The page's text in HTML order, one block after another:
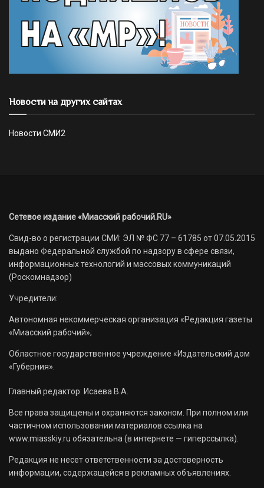
Новости на других сайтах
Новости СМИ2
Сетевое издание «Миасский рабочий.RU»
Свид-во о регистрации СМИ: ЭЛ № ФС 77 – 61785 от 07.05.2015
выдано Федеральной службой по надзору в сфере связи,
информационных технологий и массовых коммуникаций
(Роскомнадзор)
Учредители:
Автономная некоммерческая организация «Редакция газеты
«Миасский рабочий»;
Областное государственное учреждение «Издательский дом
«Губерния».
Главный редактор: Исаева В.А.
Все права защищены и охраняются законом. При полном или
частичном использовании материалов ссылка на
www.miasskiy.ru обязательна (в интернете — гиперссылка).
Редакция не несет ответственности за достоверность
информации, содержащейся в рекламных объявлениях.